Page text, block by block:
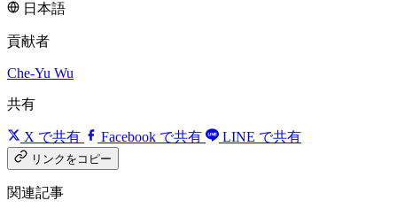
日本語
貢献者
Che-Yu Wu
共有
X で共有 Facebook で共有 LINE で共有
リンクをコピー
関連記事